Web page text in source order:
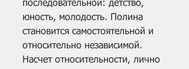
последовательной: детство,
юность, молодость. Полина
становится самостоятельной и
относительно независимой.
Насчет относительности, лично